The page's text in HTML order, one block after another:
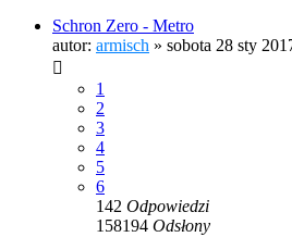
Schron Zero - Metro
autor: armisch » sobota 28 sty
1
2
3
4
5
6
142 Odpowiedzi
158194 Odsłony